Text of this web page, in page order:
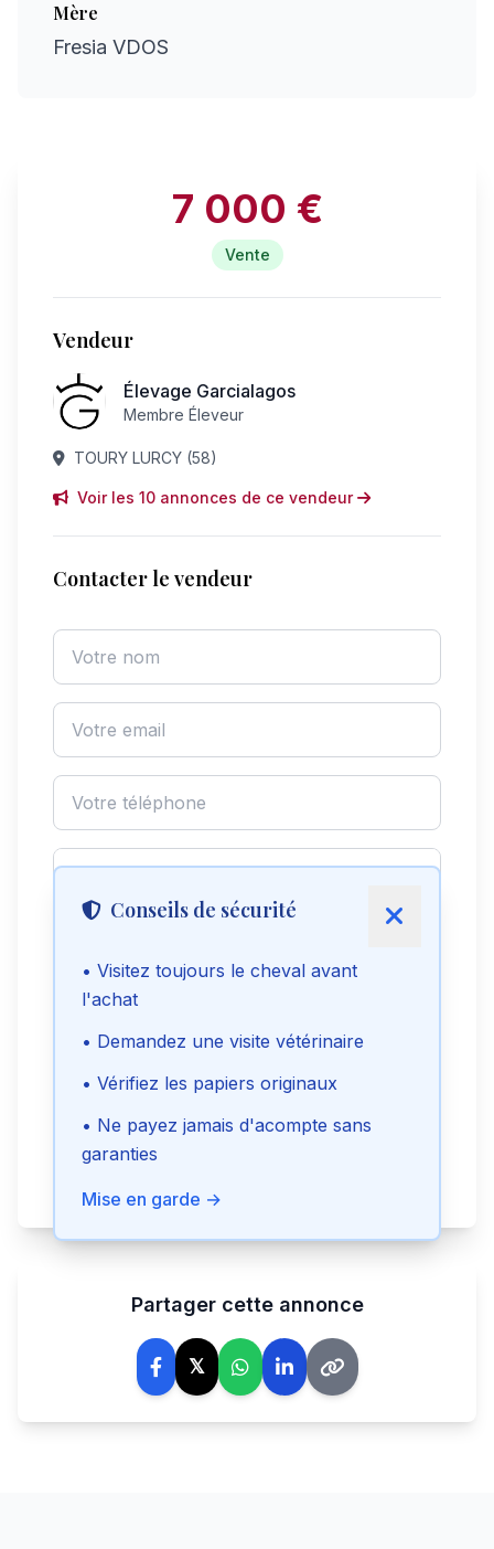
Mère
Fresia VDOS
7 000 €
Vente
Vendeur
Élevage Garcialagos
Membre Éleveur
TOURY LURCY (58)
Voir les 10 annonces de ce vendeur
Contacter le vendeur
Envoyer le message
Conseils de sécurité
• Visitez toujours le cheval avant
l'achat
• Demandez une visite vétérinaire
• Vérifiez les papiers originaux
• Ne payez jamais d'acompte sans
garanties
Mise en garde →
Voir le téléphone
Partager cette annonce
𝕏